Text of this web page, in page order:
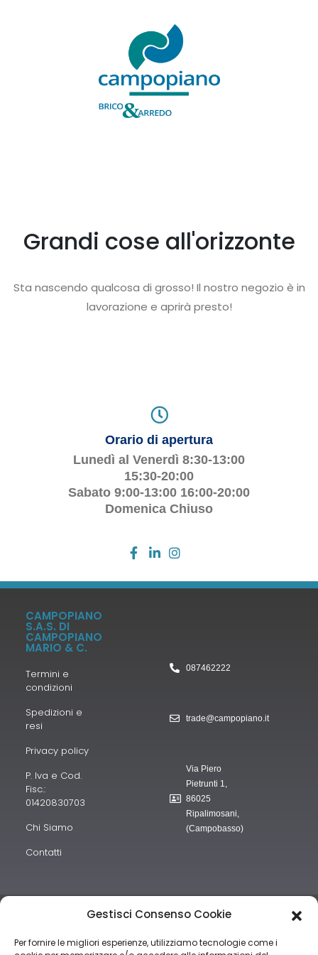
Gestisci Consenso Cookie
Per fornire le migliori esperienze, utilizziamo tecnologie come i
Grandi cose all'orizzonte
Sta nascendo qualcosa di grosso! Il nostro negozio è in
lavorazione e aprirà presto!
Orario di apertura
Lunedì al Venerdì 8:30-13:00
15:30-20:00
Sabato 9:00-13:00 16:00-20:00
Domenica Chiuso
CAMPOPIANO
S.A.S. DI
CAMPOPIANO
MARIO & C.
Termini e
condizioni
Spedizioni e
resi
Privacy policy
P. Iva e Cod.
Fisc.:
01420830703
Chi Siamo
Contatti
087462222
trade@campopiano.it
Via Piero
Pietrunti 1,
86025
Ripalimosani,
(Campobasso)
“obblighi informativi per le erogazioni pubbliche: gli aiuti di Stato e
Registro nazionale degli aiuti di Stato di cui all’art. 52 della L.